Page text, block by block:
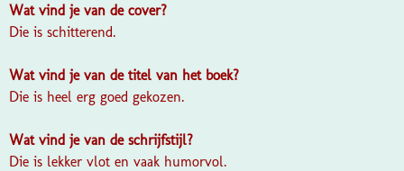
Wat vind je van de cover?
Die is schitterend.
Wat vind je van de titel van het boek?
Die is heel erg goed gekozen.
Wat vind je van de schrijfstijl?
Die is lekker vlot en vaak humorvol.